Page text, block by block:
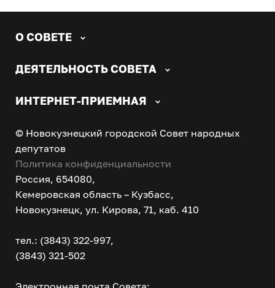
О СОВЕТЕ
ДЕЯТЕЛЬНОСТЬ СОВЕТА
ИНТЕРНЕТ-ПРИЕМНАЯ
© Новокузнецкий городской Совет народных
депутатов
Политика конфиденциальности
Россия, 654080,
Кемеровская область – Кузбасс,
Новокузнецк, ул. Кирова, 71, каб. 410
тел.: (3843) 322-997,
(3843) 321-502